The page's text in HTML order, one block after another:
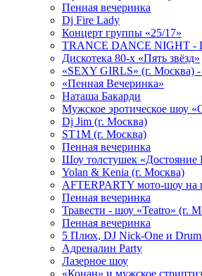
Пенная вечеринка
Dj Fire Lady
Концерт группы «25/17»
TRANCE DANCE NIGHT -
Дискотека 80-х «Пять звёзд»
«SEXY GIRLS» (г. Москва)
«Пенная Вечеринка»
Hаташа Бакарди
Мужское эротическое шоу
Dj Jim (г. Москва)
ST1M (г. Москва)
Пенная вечеринка
Шоу толстушек «Достояние
Yolan & Kenia (г. Москва)
AFTERPARTY мото-шоу на
Пенная вечеринка
Травести - шоу «Teatro» (г.
Пенная вечеринка
5 Плюх, DJ Nick-One и Drum
Адреналин Party
Лазерное шоу
«Конан» и мужское